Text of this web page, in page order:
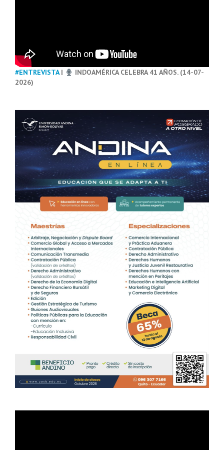
#ENTREVISTA|
INDOAMÉRICA CELEBRA 41 AÑOS. (14-07-
2026)